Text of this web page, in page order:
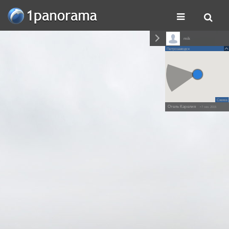
mik
Петрозаводск
Схема
Отель Карелия • 7 сен. 2015